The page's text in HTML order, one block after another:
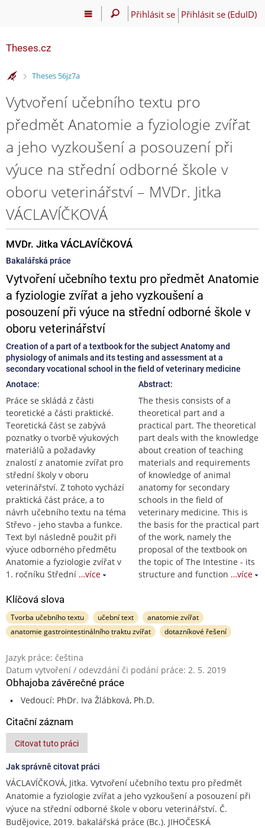
Přihlásit se Přihlásit se (EduID)
Theses.cz
>
Theses 56jz7a
Vytvoření učebního textu pro
předmět Anatomie a fyziologie zvířat
a jeho vyzkoušení a posouzení při
výuce na střední odborné škole v
oboru veterinářství – MVDr. Jitka
VÁCLAVÍČKOVÁ
MVDr. Jitka VÁCLAVÍČKOVÁ
Bakalářská práce
Vytvoření učebního textu pro předmět Anatomie
a fyziologie zvířat a jeho vyzkoušení a
posouzení při výuce na střední odborné škole v
oboru veterinářství
Creation of a part of a textbook for the subject Anatomy and
physiology of animals and its testing and assessment at a
secondary vocational school in the field of veterinary medicine
Anotace:
Práce se skládá z části
teoretické a části praktické.
Teoretická část se zabývá
poznatky o tvorbě výukových
materiálů a požadavky
znalostí z anatomie zvířat pro
střední školy v oboru
veterinářství. Z tohoto vychází
praktická část práce, a to
návrh učebního textu na téma
Střevo - jeho stavba a funkce.
Text byl následně použit při
výuce odborného předmětu
Anatomie a fyziologie zvířat v
1. ročníku Střední …více
Abstract:
The thesis consists of a
theoretical part and a
practical part. The theoretical
part deals with the knowledge
about creation of teaching
materials and requirements
of knowledge of animal
anatomy for secondary
schools in the field of
veterinary medicine. This is
the basis for the practical part
of the work, namely the
proposal of the textbook on
the topic of The Intestine - its
structure and function …více
Klíčová slova
Tvorba učebního textu učební text
anatomie zvířat
anatomie gastrointestinálního traktu zvířat
dotazníkové řešení
Jazyk práce: čeština
Datum vytvoření / odevzdání či podání práce: 2. 5. 2019
Obhajoba závěrečné práce
Vedoucí: PhDr. Iva Žlábková, Ph.D.
Citační záznam
Citovat tuto práci
Jak správně citovat práci
VÁCLAVÍČKOVÁ, Jitka. Vytvoření učebního textu pro předmět
Anatomie a fyziologie zvířat a jeho vyzkoušení a posouzení při
výuce na střední odborné škole v oboru veterinářství. Č.
Budějovice, 2019. bakalářská práce (Bc.). JIHOČESKÁ